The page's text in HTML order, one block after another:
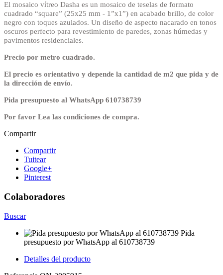
El mosaico vítreo Dasha es un mosaico de teselas de formato
cuadrado “square” (25x25 mm - 1”x1”) en acabado brillo, de color
negro con toques azulados. Un diseño de aspecto nacarado en tonos
oscuros perfecto para revestimiento de paredes, zonas húmedas y
pavimentos residenciales.
Precio por metro cuadrado.
El precio es orientativo y depende la cantidad de m2 que pida y de
la dirección de envío.
Pida presupuesto al WhatsApp 610738739
Por favor Lea las condiciones de compra.
Compartir
Compartir
Tuitear
Google+
Pinterest
Colaboradores
Buscar
Pida
presupuesto por WhatsApp al 610738739
Detalles del producto